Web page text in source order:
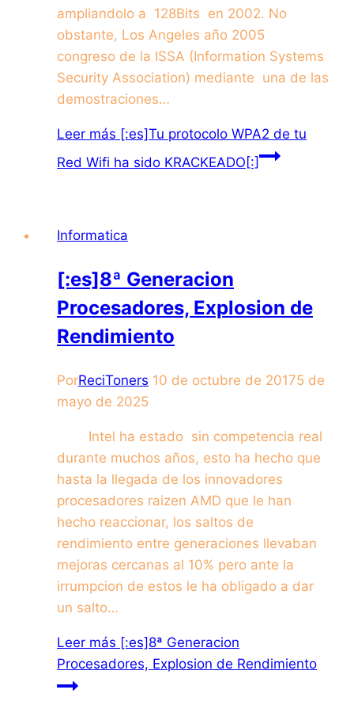
ampliandolo a 128Bits en 2002. No
obstante, Los Angeles año 2005
congreso de la ISSA (Information Systems
Security Association) mediante una de las
demostraciones…
Leer más [:es]Tu protocolo WPA2 de tu
Red Wifi ha sido KRACKEADO[:]
Informatica
[:es]8ª Generacion
Procesadores, Explosion de
Rendimiento
PorReciToners 10 de octubre de 20175 de
mayo de 2025
Intel ha estado sin competencia real
durante muchos años, esto ha hecho que
hasta la llegada de los innovadores
procesadores raizen AMD que le han
hecho reaccionar, los saltos de
rendimiento entre generaciones llevaban
mejoras cercanas al 10% pero ante la
irrumpcion de estos le ha obligado a dar
un salto…
Leer más [:es]8ª Generacion
Procesadores, Explosion de Rendimiento